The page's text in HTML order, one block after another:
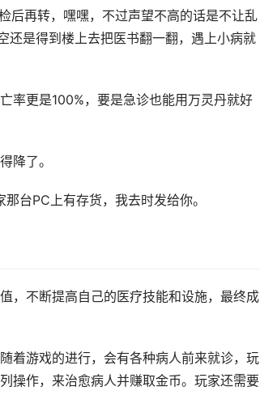
后再转，嘿嘿，不过声望不高的话是不让乱
还是得到楼上去把医书翻一翻，遇上小病就
率更是100%，要是急诊也能用万灵丹就好
降了。
台PC上有存货，我去时发给你。
，不断提高自己的医疗技能和设施，最终成
着游戏的进行，会有各种病人前来就诊，玩
操作，来治愈病人并赚取金币。玩家还需要